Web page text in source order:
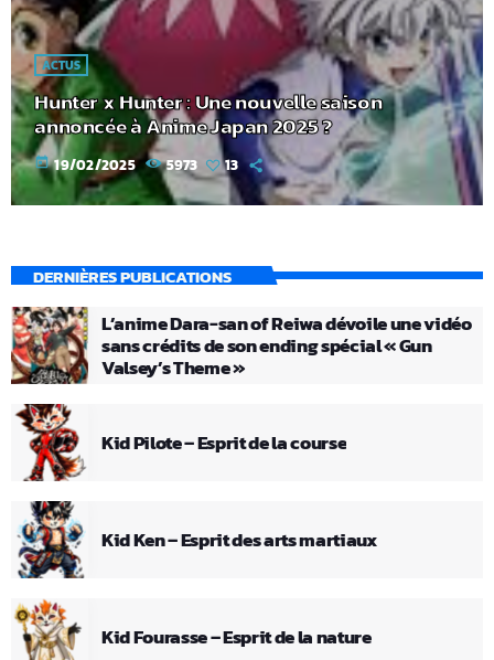
ACTUS
Hunter x Hunter : Une nouvelle saison
annoncée à Anime Japan 2025 ?
today 19/02/2025 5973 13
DERNIÈRES PUBLICATIONS
L’anime Dara-san of Reiwa dévoile une vidéo
sans crédits de son ending spécial « Gun
Valsey’s Theme »
Kid Pilote – Esprit de la course
Kid Ken – Esprit des arts martiaux
Kid Fourasse – Esprit de la nature